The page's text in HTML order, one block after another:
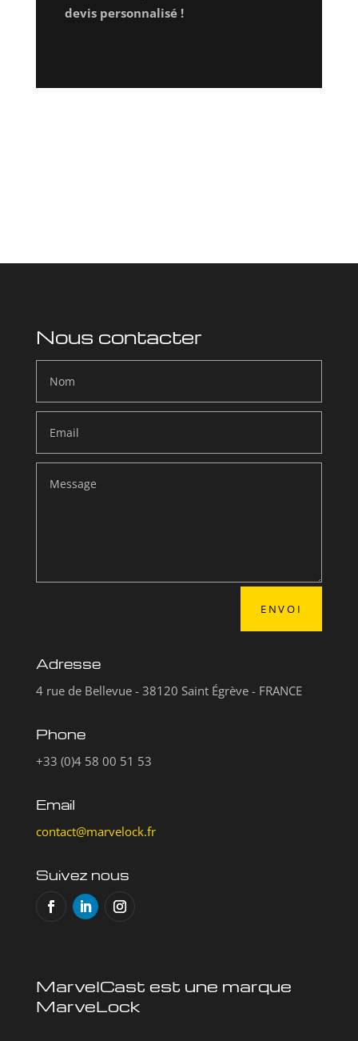
devis personnalisé !
Nous contacter
ENVOI
Adresse
4 rue de Bellevue - 38120 Saint Égrève - FRANCE
Phone
+33 (0)4 58 00 51 53
Email
contact@marvelock.fr
Suivez nous
MarvelCast est une marque
MarveLock